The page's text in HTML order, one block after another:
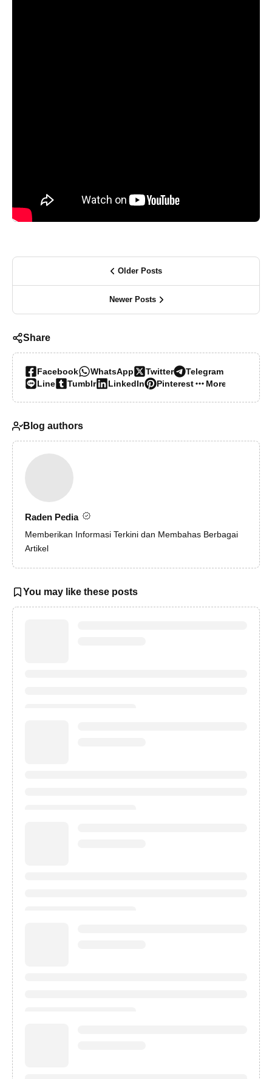
Older Posts
Newer Posts
Share
Facebook WhatsApp Twitter
Telegram
Line
Tumblr LinkedIn Pinterest More…
Blog authors
Raden Pedia
Memberikan Informasi Terkini dan Membahas Berbagai
Artikel
You may like these posts